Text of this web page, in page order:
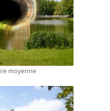
moyenne